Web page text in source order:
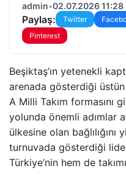
admin•02.07.2026 11:28
Paylaş: Twitter
Pinterest
Beşiktaş’ın yetenekli
arenada gösterdiği
A Milli Takım formasını
yolunda önemli adımlar
ülkesine olan
turnuvada gösterdiği
Türkiye’nin hem de